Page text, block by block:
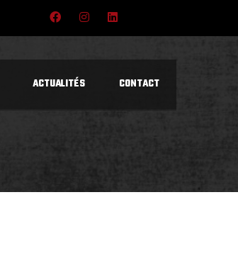
ACTUALITÉS CONTACT